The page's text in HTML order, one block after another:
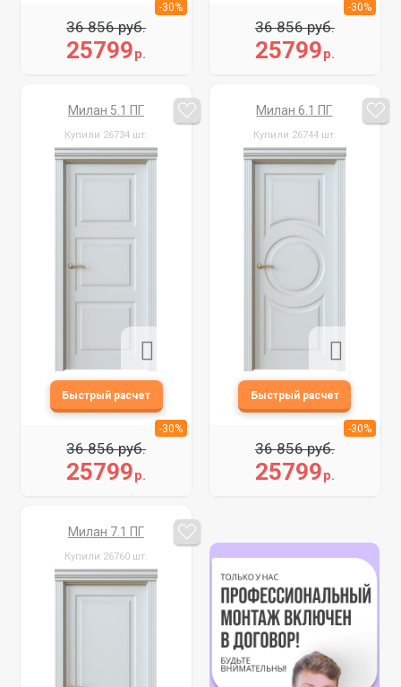
25799р.
36 856 руб.
-30%
25799р.
36 856 руб.
-30%
Милан 5.1 ПГ
Купили 26734 шт.
25799р.
36 856 руб.
-30%
Милан 6.1 ПГ
Купили 26744 шт.
25799р.
36 856 руб.
-30%
Милан 7.1 ПГ
Купили 26760 шт.